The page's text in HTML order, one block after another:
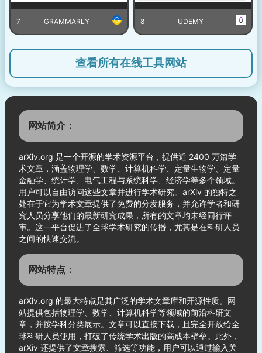
7 GRAMMARLY 8 UDEMY
查看所有在线工具网站
网站简介：
arXiv.org 是一个开源的学术资源平台，提供近 2400 万篇学
术文章，涵盖物理学、数学、计算机科学、定量生物学、定量
金融学、统计学、电气工程与系统科学、经济学等多个领域。
用户可以自由访问这些文章并进行学术研究。arXiv 的独特之
处在于它为学术文章提供了免费的分发服务，并允许学者和研
究人员分享他们的最新研究成果，所有的文章均未经同行评
审。这一平台促进了全球学术研究的传播，尤其是在科研人员
之间的快速交流。
网站特点：
arXiv.org 的最大特点是其广泛的学术文章库和开源性质。网
站提供包括物理学、数学、计算机科学等领域的前沿科研文
章，并按学科分类展示。文章可以直接下载，且完全开放给全
球科研人员使用，打破了传统学术出版的高成本壁垒。此外，
arXiv 还提供了文章搜索、筛选等功能，用户可以通过输入关